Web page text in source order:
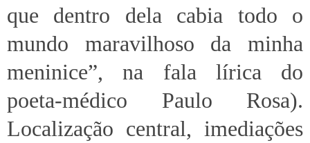
que dentro dela cabia todo o
mundo maravilhoso da minha
meninice”, na fala lírica do
poeta-médico Paulo Rosa).
Localização central, imediações